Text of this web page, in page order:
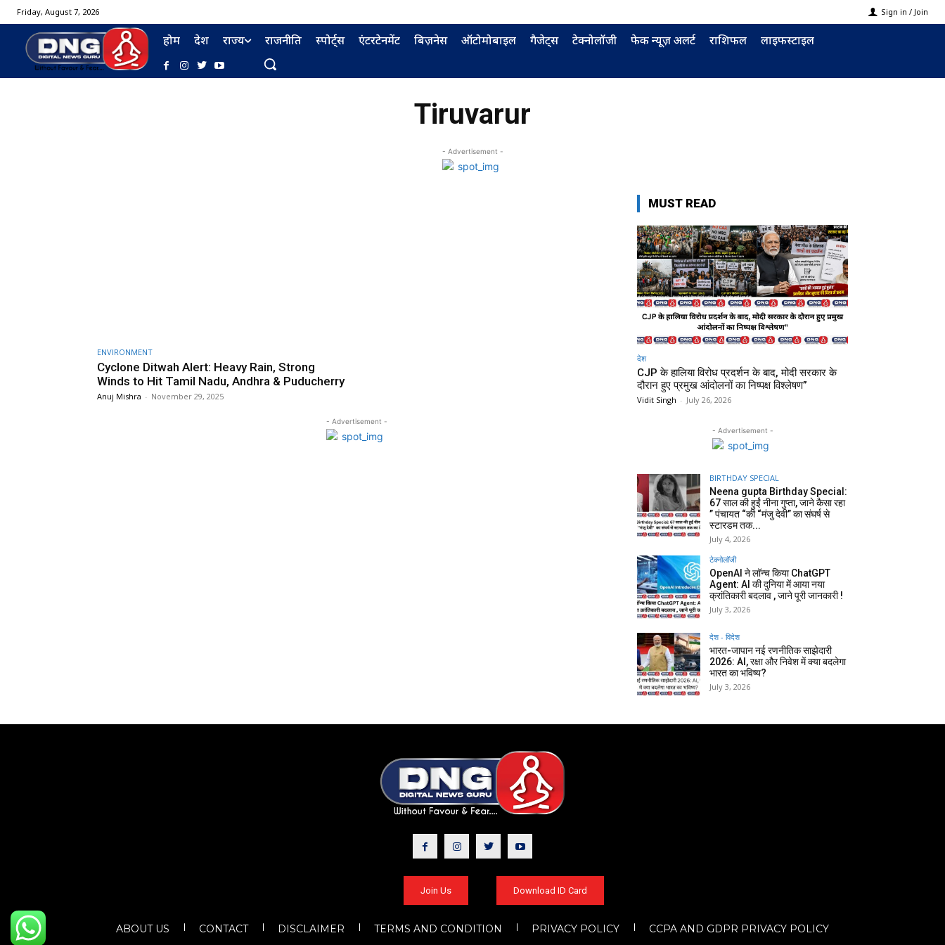
Friday, August 7, 2026 Sign in / Join
होम देश राज्य राजनीति स्पोर्ट्स एंटरटेनमेंट बिज़नेस ऑटोमोबाइल गैजेट्स टेक्नोलॉजी फेक न्यूज़ अलर्ट राशिफल लाइफस्टाइल
Tiruvarur
- Advertisement -
ENVIRONMENT
Cyclone Ditwah Alert: Heavy Rain, Strong
Winds to Hit Tamil Nadu, Andhra & Puducherry
Anuj Mishra - November 29, 2025
- Advertisement -
MUST READ
देश
CJP के हालिया विरोध प्रदर्शन के बाद, मोदी सरकार के
दौरान हुए प्रमुख आंदोलनों का निष्पक्ष विश्लेषण”
Vidit Singh - July 26, 2026
- Advertisement -
BIRTHDAY SPECIAL
Neena gupta Birthday Special:
67 साल की हुईं नीना गुप्ता, जाने कैसा रहा
” पंचायत “की “मंजु देवी” का संघर्ष से
स्टारडम तक...
July 4, 2026
टेक्नोलॉजी
OpenAI ने लॉन्च किया ChatGPT
Agent: AI की दुनिया में आया नया
क्रांतिकारी बदलाव , जाने पूरी जानकारी !
July 3, 2026
देश - विदेश
भारत-जापान नई रणनीतिक साझेदारी
2026: AI, रक्षा और निवेश में क्या बदलेगा
भारत का भविष्य?
July 3, 2026
Join Us Download ID Card
ABOUT US CONTACT DISCLAIMER TERMS AND CONDITION PRIVACY POLICY CCPA AND GDPR PRIVACY POLICY